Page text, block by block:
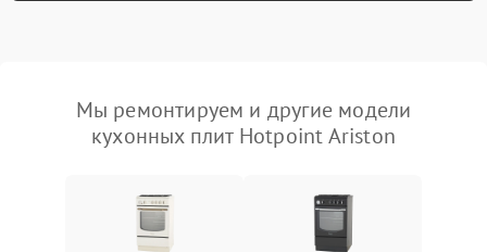
Мы ремонтируем и другие модели
кухонных плит Hotpoint Ariston